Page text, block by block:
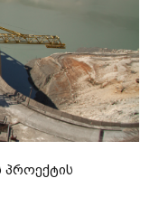
პროექტის